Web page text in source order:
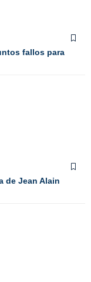
fallos para
de Jean Alain